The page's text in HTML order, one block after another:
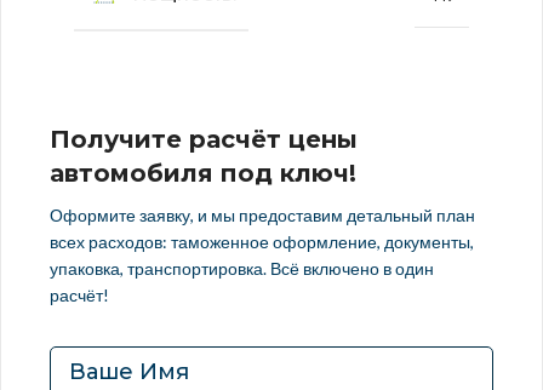
Получите расчёт цены
автомобиля под ключ!
Оформите заявку, и мы предоставим детальный план
всех расходов: таможенное оформление, документы,
упаковка, транспортировка. Всё включено в один
расчёт!